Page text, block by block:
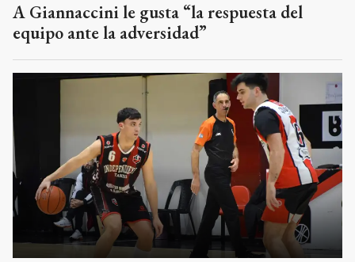
A Giannaccini le gusta “la respuesta del
equipo ante la adversidad”